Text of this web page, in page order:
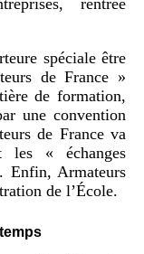
spéciale être
de France »
de formation,
une convention
de France va
les « échanges
Enfin, Armateurs
de l’École.